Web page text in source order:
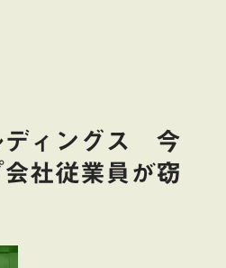
ディングス 今
社従業員が窃